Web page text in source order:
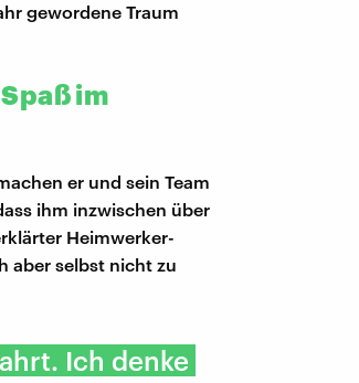
gewordene Traum
im
er und sein Team
ihm inzwischen über
Heimwerker-
aber selbst nicht zu
Ich denke